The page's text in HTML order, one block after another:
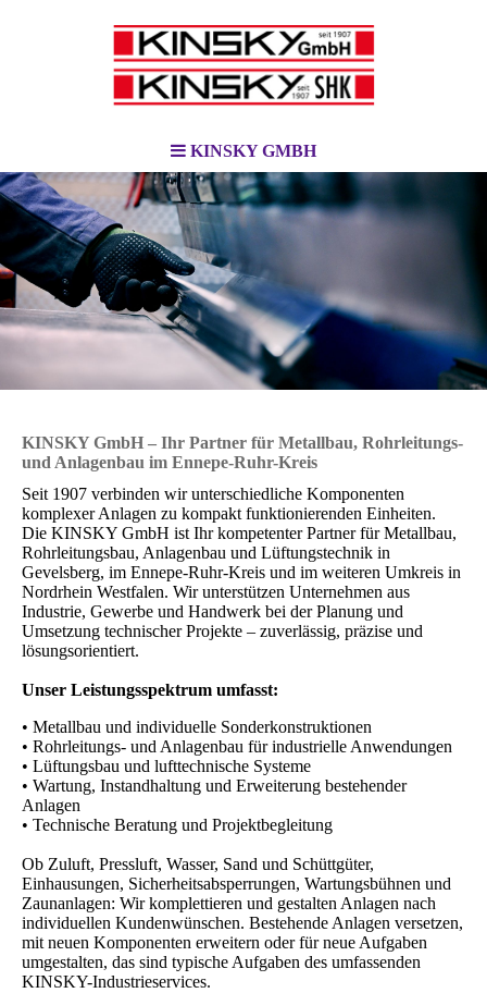
KINSKY GMBH
KINSKY GmbH – Ihr Partner für Metallbau, Rohrleitungs-
und Anlagenbau im Ennepe-Ruhr-Kreis
Seit 1907 verbinden wir unterschiedliche Komponenten
komplexer Anlagen zu kompakt funktionierenden Einheiten.
Die KINSKY GmbH ist Ihr kompetenter Partner für Metallbau,
Rohrleitungsbau, Anlagenbau und Lüftungstechnik in
Gevelsberg, im Ennepe-Ruhr-Kreis und im weiteren Umkreis in
Nordrhein Westfalen. Wir unterstützen Unternehmen aus
Industrie, Gewerbe und Handwerk bei der Planung und
Umsetzung technischer Projekte – zuverlässig, präzise und
lösungsorientiert.
Unser Leistungsspektrum umfasst:
• Metallbau und individuelle Sonderkonstruktionen
• Rohrleitungs- und Anlagenbau für industrielle Anwendungen
• Lüftungsbau und lufttechnische Systeme
• Wartung, Instandhaltung und Erweiterung bestehender
Anlagen
• Technische Beratung und Projektbegleitung
Ob Zuluft, Pressluft, Wasser, Sand und Schüttgüter,
Einhausungen, Sicherheitsabsperrungen, Wartungsbühnen und
Zaunanlagen: Wir komplettieren und gestalten Anlagen nach
individuellen Kundenwünschen. Bestehende Anlagen versetzen,
mit neuen Komponenten erweitern oder für neue Aufgaben
umgestalten, das sind typische Aufgaben des umfassenden
KINSKY-Industrieservices.